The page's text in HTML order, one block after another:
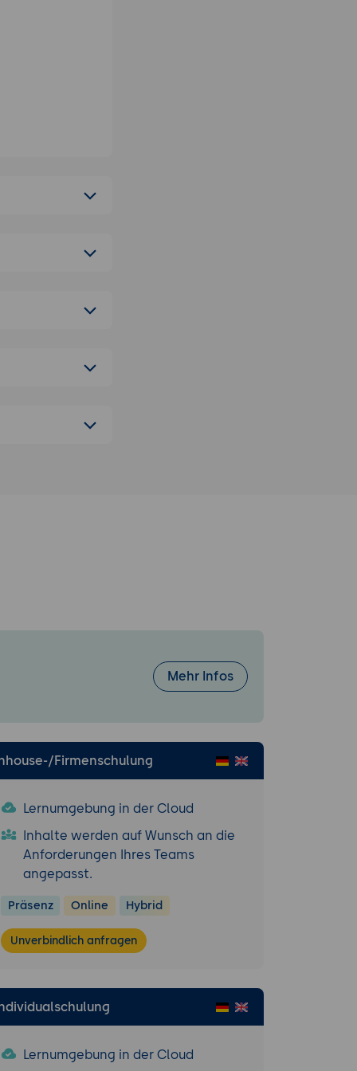
Mehr Infos
Firmenschulung
Lernumgebung in der Cloud
Inhalte werden auf Wunsch an die
Anforderungen Ihres Teams
angepasst.
Präsenz Online Hybrid
Unverbindlich anfragen
Lernumgebung in der Cloud